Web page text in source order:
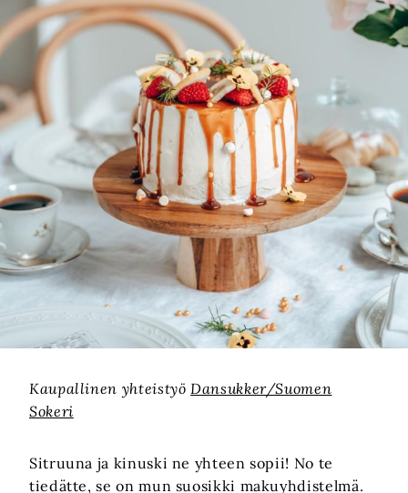
Kaupallinen yhteistyö Dansukker/Suomen
Sokeri
Sitruuna ja kinuski ne yhteen sopii! No te
tiedätte, se on mun suosikki makuyhdistelmä.